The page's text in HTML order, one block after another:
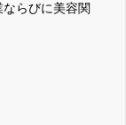
らびに美容関